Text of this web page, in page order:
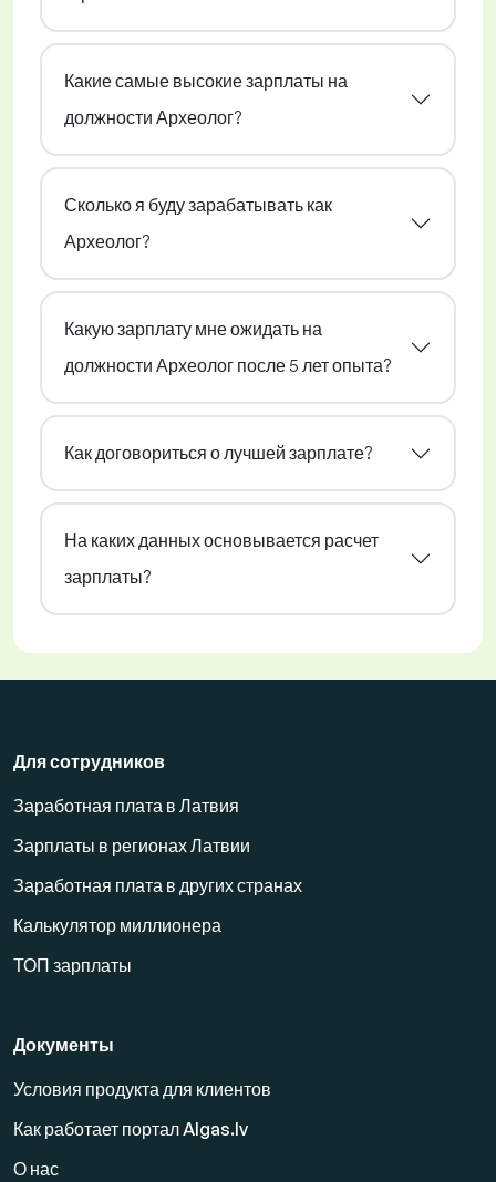
Какие самые высокие зарплаты на
должности Археолог?
Сколько я буду зарабатывать как
Археолог?
Какую зарплату мне ожидать на
должности Археолог после 5 лет опыта?
Как договориться о лучшей зарплате?
На каких данных основывается расчет
зарплаты?
Для сотрудников
Заработная плата в Латвия
Зарплаты в регионах Латвии
Заработная плата в других странах
Калькулятор миллионера
ТОП зарплаты
Документы
Условия продукта для клиентов
Как работает портал Algas.lv
О нас